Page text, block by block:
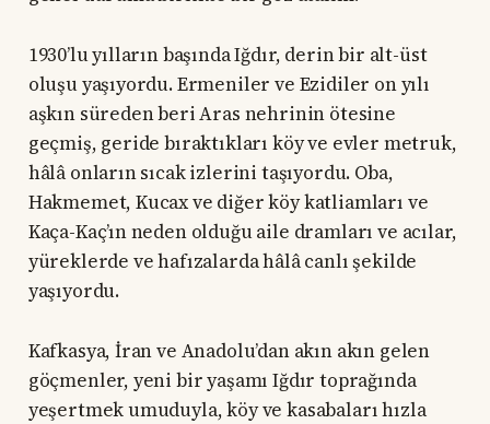
1930’lu yılların başında Iğdır, derin bir alt-üst
oluşu yaşıyordu. Ermeniler ve Ezidiler on yılı
aşkın süreden beri Aras nehrinin ötesine
geçmiş, geride bıraktıkları köy ve evler metruk,
hâlâ onların sıcak izlerini taşıyordu. Oba,
Hakmemet, Kucax ve diğer köy katliamları ve
Kaça-Kaç’ın neden olduğu aile dramları ve acılar,
yüreklerde ve hafızalarda hâlâ canlı şekilde
yaşıyordu.
Kafkasya, İran ve Anadolu’dan akın akın gelen
göçmenler, yeni bir yaşamı Iğdır toprağında
yeşertmek umuduyla, köy ve kasabaları hızla